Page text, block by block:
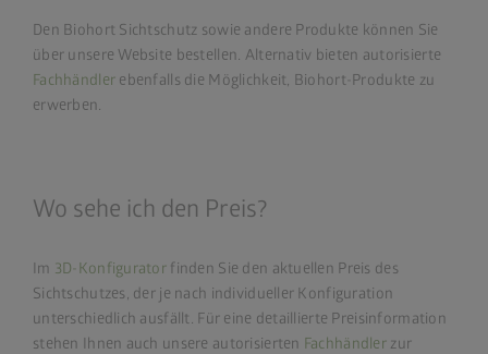
Den Biohort Sichtschutz sowie andere Produkte können Sie
über unsere Website bestellen. Alternativ bieten autorisierte
Fachhändler ebenfalls die Möglichkeit, Biohort-Produkte zu
erwerben.
Wo sehe ich den Preis?
Im 3D-Konfigurator finden Sie den aktuellen Preis des
Sichtschutzes, der je nach individueller Konfiguration
unterschiedlich ausfällt. Für eine detaillierte Preisinformation
stehen Ihnen auch unsere autorisierten Fachhändler zur